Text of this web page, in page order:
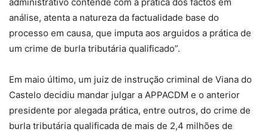
análise, atenta a natureza da factualidade base do
processo em causa, que imputa aos arguidos a prática de
um crime de burla tributária qualificado”.
Em maio último, um juiz de instrução criminal de Viana do
Castelo decidiu mandar julgar a APPACDM e o anterior
presidente por alegada prática, entre outros, do crime de
burla tributária qualificada de mais de 2,4 milhões de